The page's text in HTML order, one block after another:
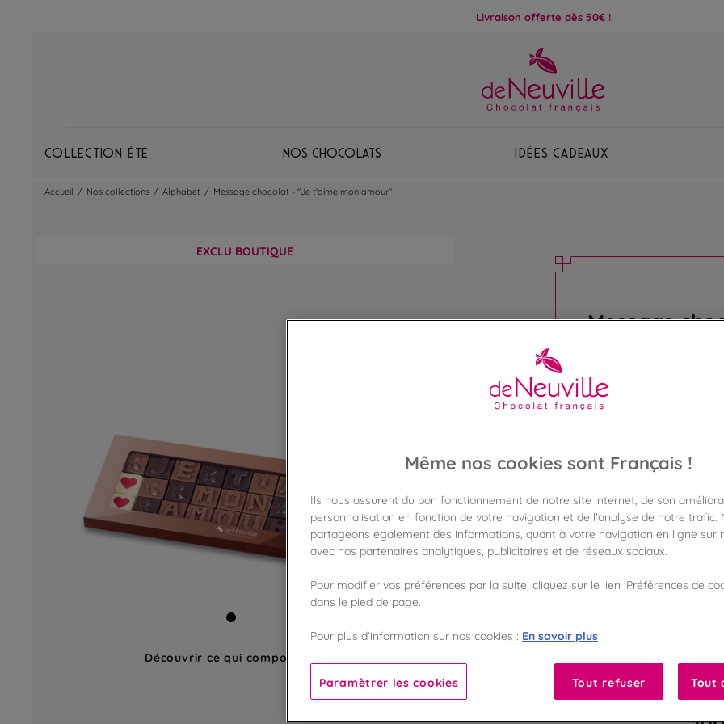
Livraison offerte dès 50€ !
Collection Été Nos chocolats Idées Cadeaux
Accueil / Nos collections / Alphabet / Message chocolat - "Je t'aime mon amour"
EXCLU BOUTIQUE
Découvrir ce qui compose
Message
25,90 €
Disponible en
Frais de port
dès 50€ d'achat
Gagnez 25
Liste des ingrédients
Même nos cookies sont Français !
Ils nous assurent du bon fonctionnement de notre site internet, de son
personnalisation en fonction de votre navigation et de l'analyse de notre trafic.
partageons également des informations, quant à votre navigation en ligne sur
avec nos partenaires analytiques, publicitaires et de réseaux sociaux.
Pour modifier vos préférences par la suite, cliquez sur le lien 'Préférences de
dans le pied de page.
Pour plus d’information sur nos cookies : En savoir plus
Paramètrer les cookies Tout refuser Tout